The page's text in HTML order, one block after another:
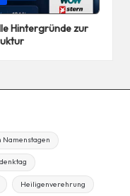
Hintergründe zur
Namenstagen
Heiligenverehrung